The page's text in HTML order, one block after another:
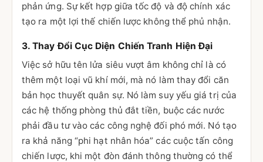
phản ứng. Sự kết hợp giữa tốc độ và độ chính xác
tạo ra một lợi thế chiến lược không thể phủ nhận.
3. Thay Đổi Cục Diện Chiến Tranh Hiện Đại
Việc sở hữu tên lửa siêu vượt âm không chỉ là có
thêm một loại vũ khí mới, mà nó làm thay đổi căn
bản học thuyết quân sự. Nó làm suy yếu giá trị của
các hệ thống phòng thủ đắt tiền, buộc các nước
phải đầu tư vào các công nghệ đối phó mới. Nó tạo
ra khả năng “phi hạt nhân hóa” các cuộc tấn công
chiến lược, khi một đòn đánh thông thường có thể